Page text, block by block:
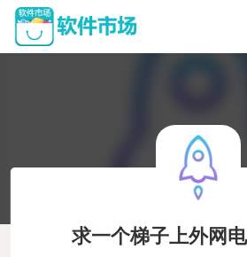
求一个梯子上外网